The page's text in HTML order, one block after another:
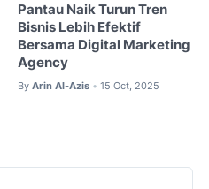
Pantau Naik Turun Tren
Bisnis Lebih Efektif
Bersama Digital Marketing
Agency
By Arin Al-Azis • 15 Oct, 2025